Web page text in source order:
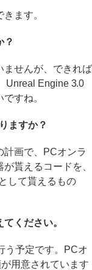
ます。
？
せんが、できれば
Unreal Engine 3.0
すね。
ますか？
画で、PCオンラ
貰えるコードを、
して貰えるもの
ください。
う予定です。PCオ
用意されています